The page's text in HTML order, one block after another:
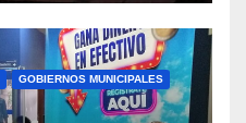
GOBIERNOS MUNICIPALES